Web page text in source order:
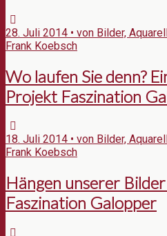
28. Juli 2014 • von Bilder,
Frank Koebsch
Wo laufen Sie denn?
Projekt Faszination
18. Juli 2014 • von Bilder,
Frank Koebsch
Hängen unserer
Faszination Galopper